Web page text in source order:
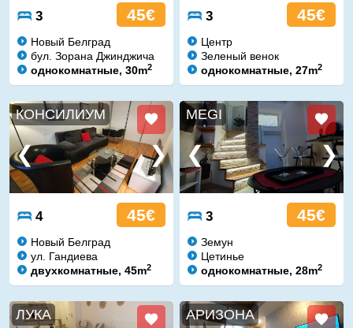
3 45€
Новый Белград
бул. Зорана Джинджича
однокомнатные, 30m2
3 45€
Центр
Зеленый венок
однокомнатные, 27m2
КОНСИЛИУМ
4 45€
Новый Белград
ул. Гандиева
двухкомнатные, 45m2
MEGI
3 45€
Земун
Цетинье
однокомнатные, 28m2
ЛУКА АРИЗОНА